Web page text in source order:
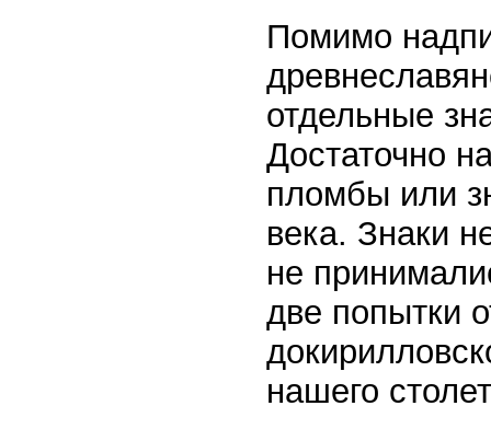
Помимо
отдельные
Достаточно
пломбы или
века. Знаки
не
две попытки
нашего